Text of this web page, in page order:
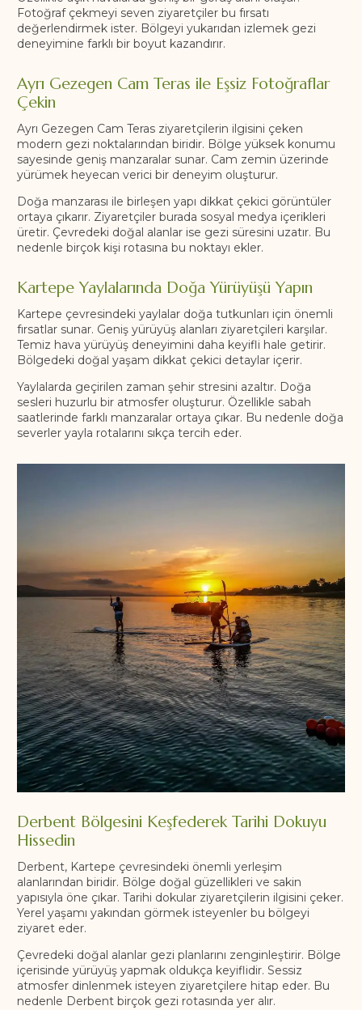
Fotoğraf çekmeyi seven ziyaretçiler bu fırsatı
değerlendirmek ister. Bölgeyi yukarıdan izlemek gezi
deneyimine farklı bir boyut kazandırır.
Ayrı Gezegen Cam Teras ile Eşsiz Fotoğraflar
Çekin
Ayrı Gezegen Cam Teras ziyaretçilerin ilgisini çeken
modern gezi noktalarından biridir. Bölge yüksek konumu
sayesinde geniş manzaralar sunar. Cam zemin üzerinde
yürümek heyecan verici bir deneyim oluşturur.
Doğa manzarası ile birleşen yapı dikkat çekici görüntüler
ortaya çıkarır. Ziyaretçiler burada sosyal medya içerikleri
üretir. Çevredeki doğal alanlar ise gezi süresini uzatır. Bu
nedenle birçok kişi rotasına bu noktayı ekler.
Kartepe Yaylalarında Doğa Yürüyüşü Yapın
Kartepe çevresindeki yaylalar doğa tutkunları için önemli
fırsatlar sunar. Geniş yürüyüş alanları ziyaretçileri karşılar.
Temiz hava yürüyüş deneyimini daha keyifli hale getirir.
Bölgedeki doğal yaşam dikkat çekici detaylar içerir.
Yaylalarda geçirilen zaman şehir stresini azaltır. Doğa
sesleri huzurlu bir atmosfer oluşturur. Özellikle sabah
saatlerinde farklı manzaralar ortaya çıkar. Bu nedenle doğa
severler yayla rotalarını sıkça tercih eder.
Derbent Bölgesini Keşfederek Tarihi Dokuyu
Hissedin
Derbent, Kartepe çevresindeki önemli yerleşim
alanlarından biridir. Bölge doğal güzellikleri ve sakin
yapısıyla öne çıkar. Tarihi dokular ziyaretçilerin ilgisini çeker.
Yerel yaşamı yakından görmek isteyenler bu bölgeyi
ziyaret eder.
Çevredeki doğal alanlar gezi planlarını zenginleştirir. Bölge
içerisinde yürüyüş yapmak oldukça keyiflidir. Sessiz
atmosfer dinlenmek isteyen ziyaretçilere hitap eder. Bu
nedenle Derbent birçok gezi rotasında yer alır.